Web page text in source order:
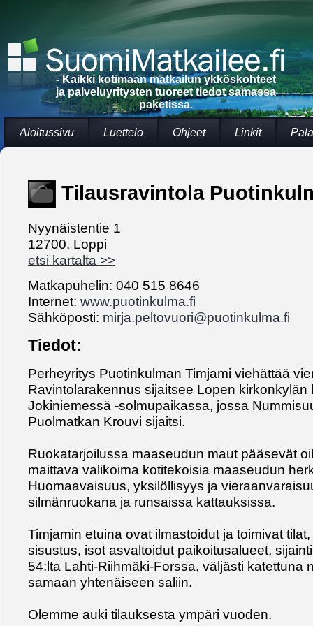
- Kaikki kotimaan matkailun ykköskohteet
ja palveluyritysten tuoreet tiedot samassa
paketissa.
Aloitussivu Luettelo Ohjeet Linkit
Tilausravintola
Nyynäistentie 1
12700, Loppi
etsi kartalta >>
Matkapuhelin: 040 515 8646
Internet: www.puotinkulma.fi
Sähköposti: mirja.peltovuori@puotinkulma.fi
Tiedot:
Perheyritys Puotinkulman Timjami viehättää
Ravintolarakennus sijaitsee Lopen kirkonkylän
Jokiniemessä -solmupaikassa, jossa
Puolmatkan Krouvi sijaitsi.
Ruokatarjoilussa maaseudun maut pääsevät
maittava valikoima kotitekoisia maaseudun
Huomaavaisuus, yksilöllisyys ja
silmänruokana ja runsaissa kattauksissa.
Timjamin etuina ovat ilmastoidut ja toimivat
sisustus, isot asvaltoidut paikoitusalueet,
54:lta Lahti-Riihmäki-Forssa, väljästi katettuna
samaan yhtenäiseen saliin.
Olemme auki tilauksesta ympäri vuoden.